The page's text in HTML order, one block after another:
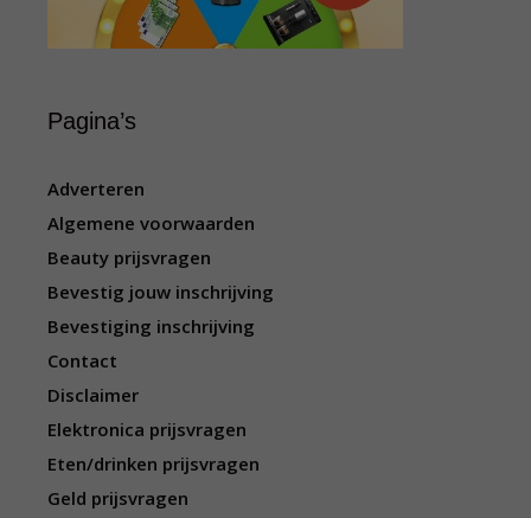
Pagina’s
Adverteren
Algemene voorwaarden
Beauty prijsvragen
Bevestig jouw inschrijving
Bevestiging inschrijving
Contact
Disclaimer
Elektronica prijsvragen
Eten/drinken prijsvragen
Geld prijsvragen